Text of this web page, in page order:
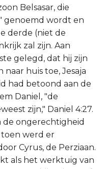
Belsasar, die
genoemd wordt en
derde (niet de
zal zijn. Aan
gelegd, dat hij zijn
huis toe, Jesaja
had betoond aan de
Daniel, "de
zijn," Daniel 4:27.
de ongerechtigheid
werd er
Cyrus, de Perziaan.
als het werktuig van